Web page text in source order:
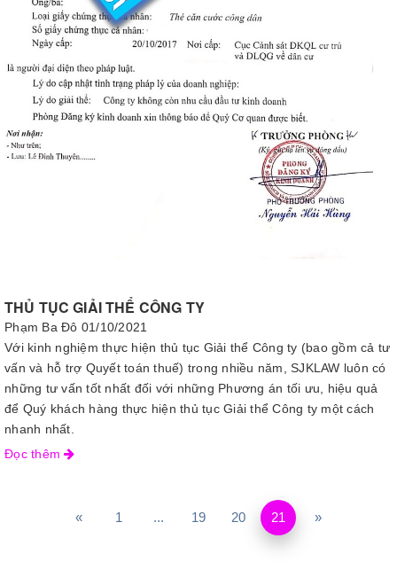
THỦ TỤC GIẢI THỂ CÔNG TY
Phạm Ba Đô 01/10/2021
Với kinh nghiệm thực hiện thủ tục Giải thể Công ty (bao gồm cả tư
vấn và hỗ trợ Quyết toán thuế) trong nhiều năm, SJKLAW luôn có
những tư vấn tốt nhất đối với những Phương án tối ưu, hiệu quả
để Quý khách hàng thực hiện thủ tục Giải thể Công ty một cách
nhanh nhất.
Đọc thêm
« 1 ... 19 20 21 »